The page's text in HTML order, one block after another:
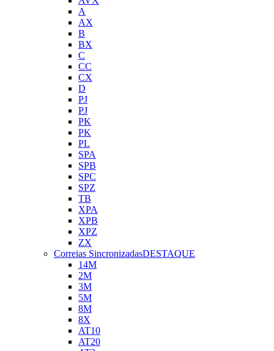
A
AX
B
BX
C
CC
CX
D
PJ
PJ
PK
PK
PL
SPA
SPB
SPC
SPZ
TB
XPA
XPB
XPZ
ZX
Correias SincronizadasDESTAQUE
14M
2M
3M
5M
8M
8X
AT10
AT20